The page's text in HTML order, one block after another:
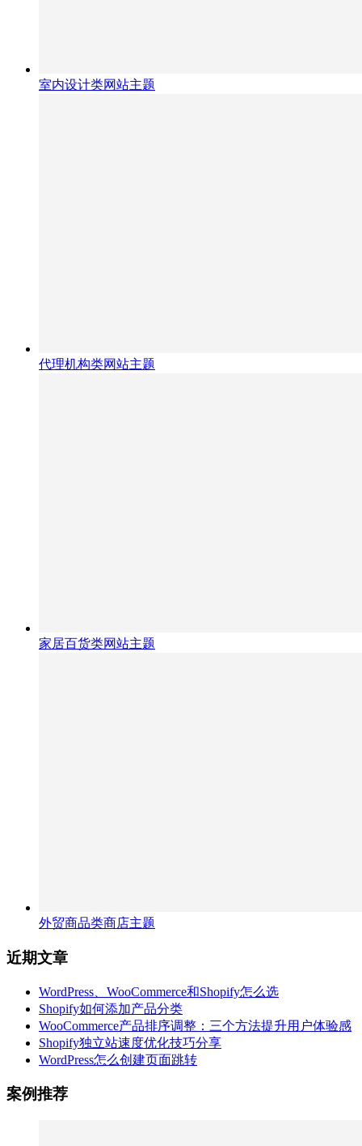
室内设计类网站主题
代理机构类网站主题
家居百货类网站主题
外贸商品类商店主题
近期文章
WordPress、WooCommerce和Shopify怎么选
Shopify如何添加产品分类
WooCommerce产品排序调整：三个方法提升用户体验感
Shopify独立站速度优化技巧分享
WordPress怎么创建页面跳转
案例推荐